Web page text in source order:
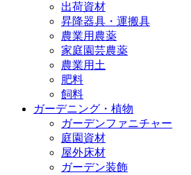
出荷資材
昇降器具・運搬具
農業用農薬
家庭園芸農薬
農業用土
肥料
飼料
ガーデニング・植物
ガーデンファニチャー
庭園資材
屋外床材
ガーデン装飾